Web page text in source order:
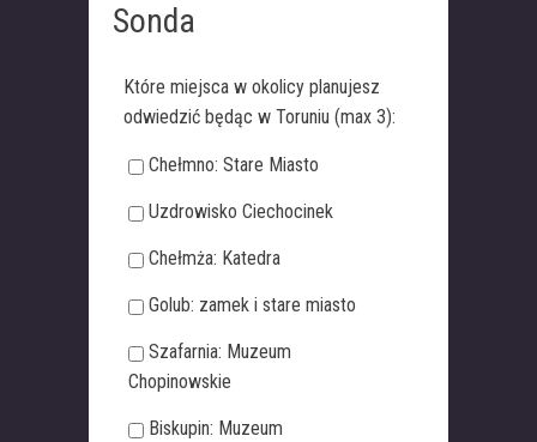
Sonda
Które miejsca w okolicy planujesz
odwiedzić będąc w Toruniu (max 3):
Chełmno: Stare Miasto
Uzdrowisko Ciechocinek
Chełmża: Katedra
Golub: zamek i stare miasto
Szafarnia: Muzeum
Chopinowskie
Biskupin: Muzeum